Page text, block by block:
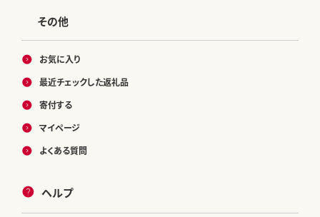
その他
お気に入り
最近チェックした返礼品
寄付する
マイページ
よくある質問
ヘルプ